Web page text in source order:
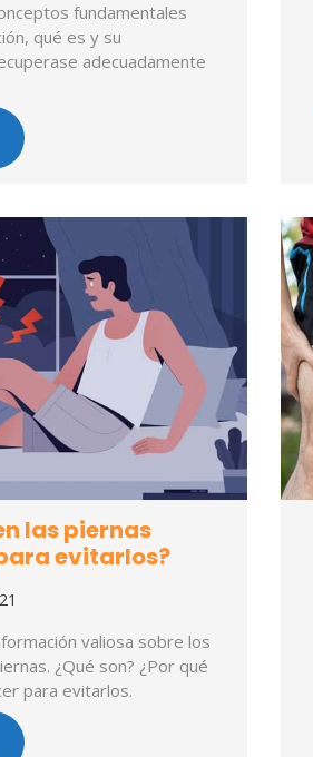
fundamentales
qué es y su
adecuadamente
las piernas
evitarlos?
valiosa sobre los
¿Qué son? ¿Por qué
para evitarlos.